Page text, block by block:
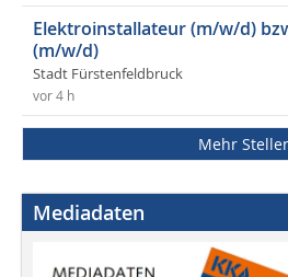
Elektroinstallateur (m/w/d)
(m/w/d)
Stadt Fürstenfeldbruck
vor 4 h
Mehr
Mediadaten